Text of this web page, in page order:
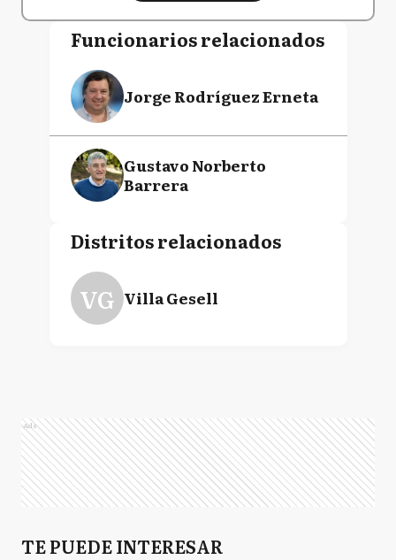
Funcionarios relacionados
Jorge Rodríguez Erneta
Gustavo Norberto
Barrera
Distritos relacionados
VG Villa Gesell
Ads
TE PUEDE INTERESAR